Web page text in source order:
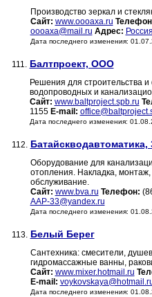
Производство зеркал и
Сайт: www.oooaxa.ru
oooaxa@mail.ru Адрес: Россия
Дата последнего изменения:
111. Балтпроект, ООО
Решения для строительства
водопроводных и
Сайт: www.baltproject.spb.ru
1155 E-mail:
Дата последнего изменения:
112.
Оборудование для
отопления. Накладка, монтаж,
обслуживание.
Сайт: www.bva.ru Телефон:
AAP-33@yandex.ru
Дата последнего изменения:
113. Белый Берег
Сантехника: смесители,
гидромассажные ванны,
Сайт: www.mixer.hotmail.ru
E-mail:
Дата последнего изменения: